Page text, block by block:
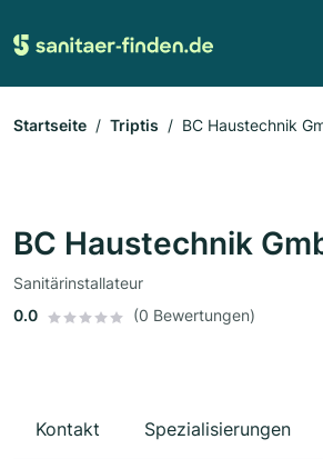
Startseite Triptis BC Haustechnik
BC Haustechnik
Sanitärinstallateur
0.0
(0 Bewertungen)
Kontakt Spezialisierungen